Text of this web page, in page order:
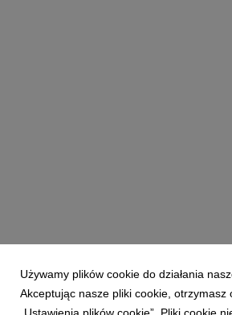
Używamy plików cookie do działania
Akceptując nasze pliki cookie,